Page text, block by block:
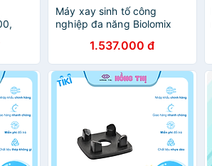
lên
Máy xay sinh tố công
nghiệp đa năng Biolomix
dung tích 2Lít - Hàng Nhập
Khẩu
1.537.000 đ